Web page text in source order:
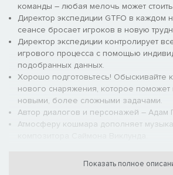
команды – любая мелочь может
Директор экспедиции GTFO в каждом
сеансе бросает игроков в новую
Директор экспедиции контролирует
игрового процесса с помощью
подобранных данных.
Хорошо подготовьтесь! Обыскивайте
нового снаряжения, которое поможет
новыми, более сложными задачами.
Автор диалогов и персонажей – Адам
Атмосферу кошмара дополняет
Показать полное